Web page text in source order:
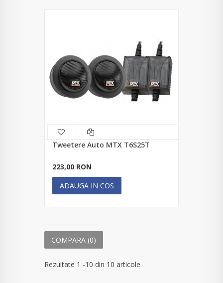
Tweetere Auto MTX T6S25T
223,00 RON
ADAUGA IN COS
COMPARA (0)
Rezultate 1 -10 din 10 articole